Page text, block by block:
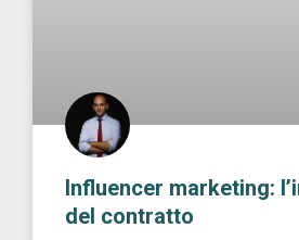
Influencer marketing:
del contratto